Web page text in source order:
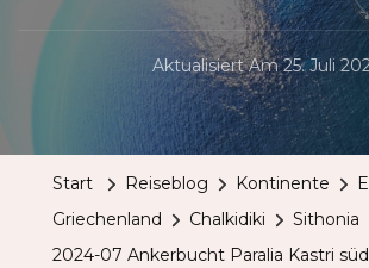
Aktualisiert Am25. Juli
Start Reiseblog Kontinente
Griechenland
Chalkidiki Sithonia
2024-07 Ankerbucht Paralia Kastri